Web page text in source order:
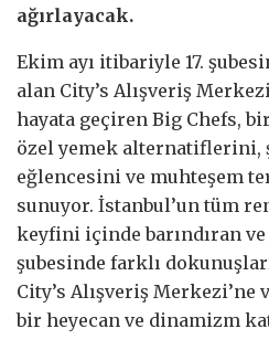
ağırlayacak.
Ekim ayı itibariyle 17.
alan City’s Alışveriş
hayata geçiren Big Chefs,
özel yemek alternatiflerini,
eğlencesini ve muhteşem
sunuyor. İstanbul’un tüm
keyfini içinde barındıran
şubesinde farklı
City’s Alışveriş Merkezi’ne
bir heyecan ve dinamizm